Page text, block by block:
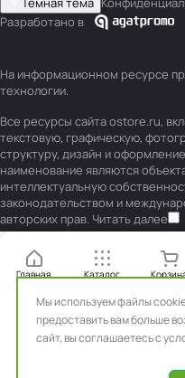
Разработано в
На информационном ресурсе
технологии.
Все ресурсы сайта ostore.ru,
текстовую, графическую,
структуру, дизайн и
наименование являются
интеллектуальную
законодательством и
авторских прав. Читать далее
Мы используем файлы
предоставить вам больше
сайт, высоглашаетесь с
Главная Каталог